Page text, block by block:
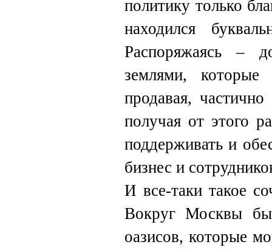
политику только
находился
Распоряжаясь –
землями, которые
продавая,
получая от этого
поддерживать и
бизнес и
И все-таки такое
Вокруг Москвы
оазисов, которые